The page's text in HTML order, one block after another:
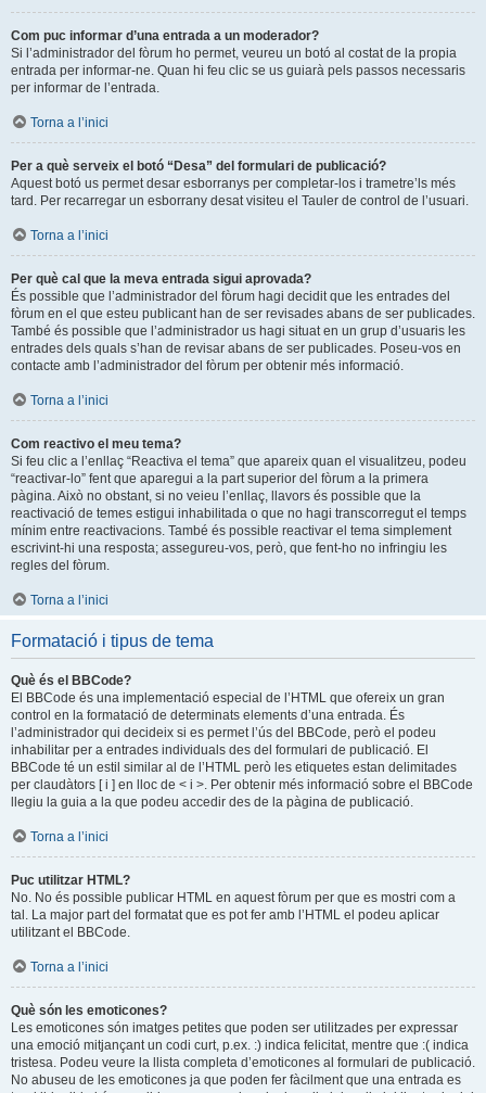
Com puc informar d’una entrada a un moderador?
Si l’administrador del fòrum ho permet, veureu un botó al costat de la propia
entrada per informar-ne. Quan hi feu clic se us guiarà pels passos necessaris
per informar de l’entrada.
Torna a l’inici
Per a què serveix el botó “Desa” del formulari de publicació?
Aquest botó us permet desar esborranys per completar-los i trametre’ls més
tard. Per recarregar un esborrany desat visiteu el Tauler de control de l’usuari.
Torna a l’inici
Per què cal que la meva entrada sigui aprovada?
És possible que l’administrador del fòrum hagi decidit que les entrades del
fòrum en el que esteu publicant han de ser revisades abans de ser publicades.
També és possible que l’administrador us hagi situat en un grup d’usuaris les
entrades dels quals s’han de revisar abans de ser publicades. Poseu-vos en
contacte amb l’administrador del fòrum per obtenir més informació.
Torna a l’inici
Com reactivo el meu tema?
Si feu clic a l’enllaç “Reactiva el tema” que apareix quan el visualitzeu, podeu
“reactivar-lo” fent que aparegui a la part superior del fòrum a la primera
pàgina. Això no obstant, si no veieu l’enllaç, llavors és possible que la
reactivació de temes estigui inhabilitada o que no hagi transcorregut el temps
mínim entre reactivacions. També és possible reactivar el tema simplement
escrivint-hi una resposta; assegureu-vos, però, que fent-ho no infringiu les
regles del fòrum.
Torna a l’inici
Formatació i tipus de tema
Què és el BBCode?
El BBCode és una implementació especial de l’HTML que ofereix un gran
control en la formatació de determinats elements d’una entrada. És
l’administrador qui decideix si es permet l’ús del BBCode, però el podeu
inhabilitar per a entrades individuals des del formulari de publicació. El
BBCode té un estil similar al de l’HTML però les etiquetes estan delimitades
per claudàtors [ i ] en lloc de < i >. Per obtenir més informació sobre el BBCode
llegiu la guia a la que podeu accedir des de la pàgina de publicació.
Torna a l’inici
Puc utilitzar HTML?
No. No és possible publicar HTML en aquest fòrum per que es mostri com a
tal. La major part del formatat que es pot fer amb l’HTML el podeu aplicar
utilitzant el BBCode.
Torna a l’inici
Què són les emoticones?
Les emoticones són imatges petites que poden ser utilitzades per expressar
una emoció mitjançant un codi curt, p.ex. :) indica felicitat, mentre que :( indica
tristesa. Podeu veure la llista completa d’emoticones al formulari de publicació.
No abuseu de les emoticones ja que poden fer fàcilment que una entrada es